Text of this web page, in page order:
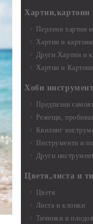
Хартии,картони
Перлени хартии
Хартии и картони
Други Хартии и
Хартии и
Хоби
Предпазни
Режещи,
Квилинг
Инструменти и
Други
Цветя,листа и
Цветя
Листа и клонки
Тичинки и